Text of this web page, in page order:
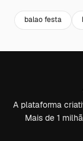
balao festa
A plataforma
Mais de 1